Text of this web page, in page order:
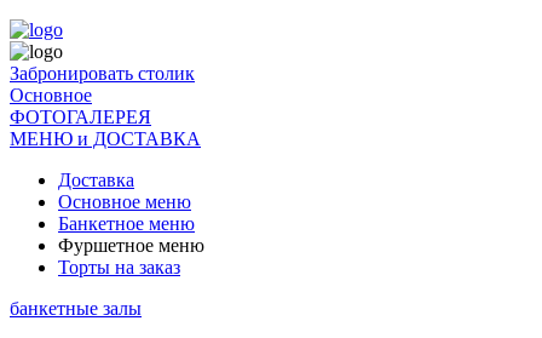
Забронировать столик
Основное
ФОТОГАЛЕРЕЯ
МЕНЮ и ДОСТАВКА
Доставка
Основное меню
Банкетное меню
Фуршетное меню
Торты на заказ
банкетные залы